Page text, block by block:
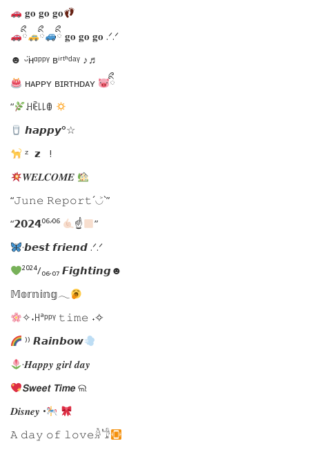
𝐠𝐨 𝐠𝐨 𝐠𝐨
ིྀ
ིྀ
ིྀ 𝐠𝐨 𝐠𝐨 𝐠𝐨 .ᐟ.ᐟ
☻ ᵕ̈ʜᵅᵖᵖᵞ ʙⁱʳᵗᑋᵈᵃᵞ ♪♬
ʜᴀᴘᴘʏ ʙɪʀᴛʜᴅᴀʏ
ིྀ
“
ꃅꍟ꒒꒒ꂦ
𝙝𝙖𝙥𝙥𝙮°☆
ᶻ 𝘇 !
𝑾𝑬𝑳𝑪𝑶𝑴𝑬
“𝙹𝚞𝚗𝚎 𝚁𝚎𝚙𝚘𝚛𝚝´◡͐`”
“𝟮𝟬𝟮𝟰⁰⁶′⁰⁶
☝
”
·𝙗𝙚𝙨𝙩 𝙛𝙧𝙞𝙚𝙣𝙙 .ᐟ.ᐟ
²⁰²⁴/₀₆.₀₇ 𝙁𝙞𝙜𝙝𝙩𝙞𝙣𝙜☻
𝕄𝕠𝕣𝕟𝕚𝕟𝕘𓂃
✧˖ꀿªᵖᵖᵞ 𝚝𝚒𝚖𝚎 ˖✧
⁾⁾ 𝙍𝙖𝙞𝙣𝙗𝙤𝙬
·𝑯𝒂𝒑𝒑𝒚 𝒈𝒊𝒓𝒍 𝒅𝒂𝒚
𝙎𝙬𝙚𝙚𝙩 𝙏𝙞𝙢𝙚 ଲ
𝑫𝒊𝒔𝒏𝒆𝒚 •
𝙰 𝚍𝚊𝚢 𝚘𝚏 𝚕𝚘𝚟𝚎𓁆𓁙